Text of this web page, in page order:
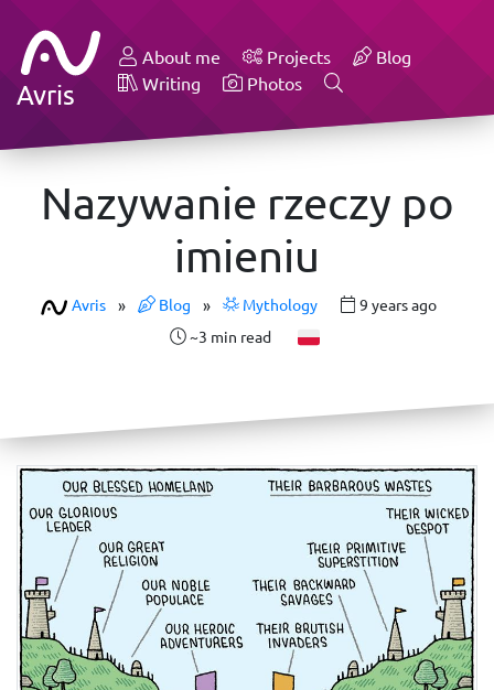
Avris
About me Projects
Blog
Writing
Photos
Nazywanie rzeczy po
imieniu
Avris » Blog » Mythology
9 years ago
~3 min read